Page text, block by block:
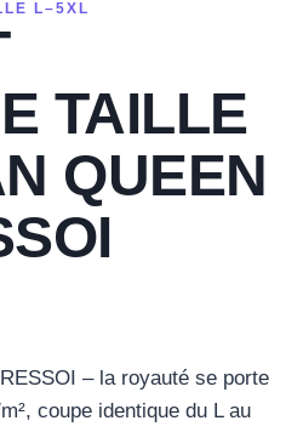
L–5XL
TAILLE
QUEEN
– la royauté se porte
coupe identique du L au